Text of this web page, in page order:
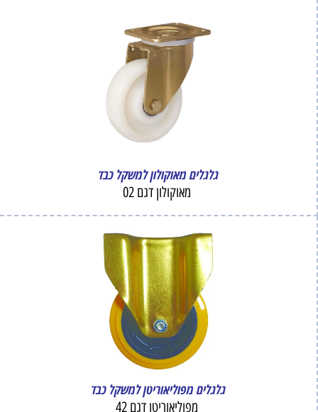
גלגלים מאוקולון למשקל כבד
מאוקולון דגם 02
גלגלים מפוליאוריטן למשקל כבד
מפוליאוריטן דגם 42